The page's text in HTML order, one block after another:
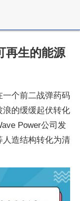
再生的能源
个前二战弹药码
浪的缓缓起伏转化
Power公司发
人造结构转化为清